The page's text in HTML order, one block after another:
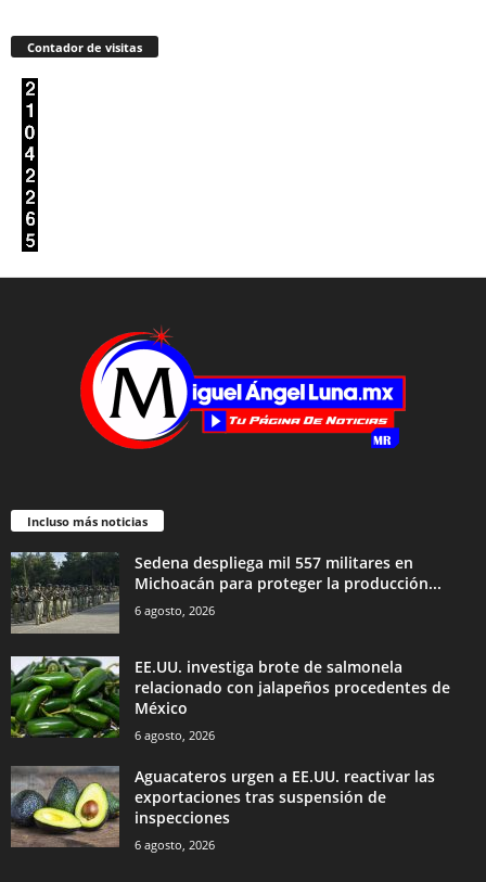
Contador de visitas
Incluso más noticias
Sedena despliega mil 557 militares en
Michoacán para proteger la producción...
6 agosto, 2026
EE.UU. investiga brote de salmonela
relacionado con jalapeños procedentes de
México
6 agosto, 2026
Aguacateros urgen a EE.UU. reactivar las
exportaciones tras suspensión de
inspecciones
6 agosto, 2026